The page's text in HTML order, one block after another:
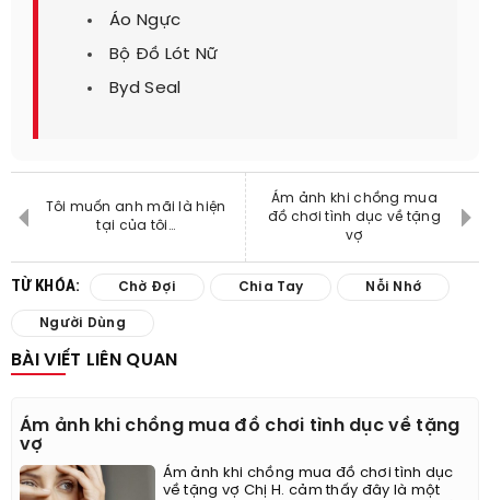
Áo Ngực
Bộ Đồ Lót Nữ
Byd Seal
Tôi muốn anh mãi là hiện
tại của tôi...
Ám ảnh khi chồng mua
đồ chơi tình dục về tặng
vợ
TỪ KHÓA: Chờ Đợi Chia Tay Nỗi Nhớ
Người Dùng
BÀI VIẾT LIÊN QUAN
Ám ảnh khi chồng mua đồ chơi tình dục về tặng
vợ
Ám ảnh khi chồng mua đồ chơi tình dục
về tặng vợ Chị H. cảm thấy đây là một